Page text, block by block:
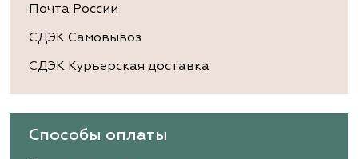
Почта России
СДЭК Самовывоз
СДЭК Курьерская доставка
Способы оплаты